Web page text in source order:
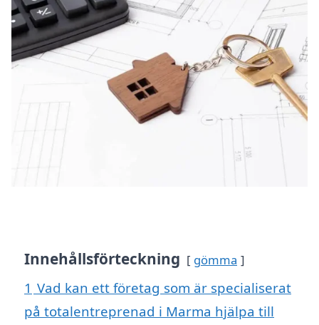
Innehållsförteckning gömma
1 Vad kan ett företag som är specialiserat
på totalentreprenad i Marma hjälpa till